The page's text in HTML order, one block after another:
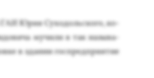
ГАИ Юрия Су­ходоль­ско­го, ко­
му­чили в так на­зыва­
в зда­нии гос­предпри­ятие